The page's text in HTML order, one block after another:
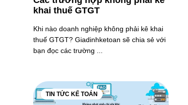
khai thuế GTGT
Khi nào doanh nghiệp không phải kê khai
thuế GTGT? Giadinhketoan sẽ chia sẻ với
bạn đọc các trường ...
TIN TỨC KẾ TOÁN